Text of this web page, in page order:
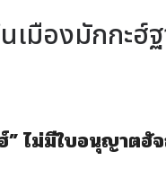
มืองมักกะฮ์
” ไม่มีใบอนุญาตฮั